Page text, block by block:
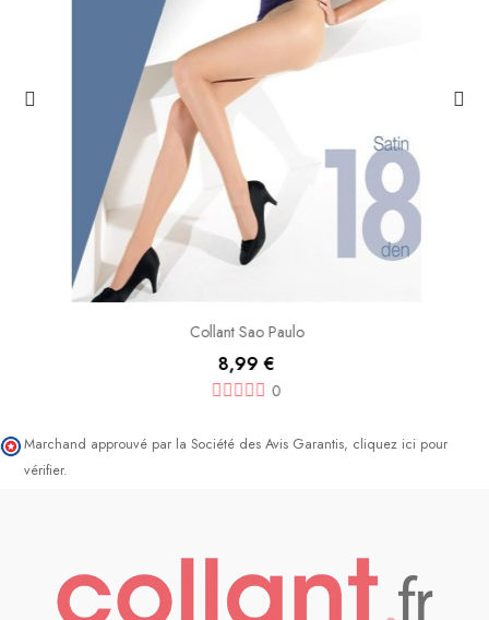
Collant Sao Paulo
8,99 €
0
Marchand approuvé par la Société des Avis Garantis, cliquez ici pour
vérifier.